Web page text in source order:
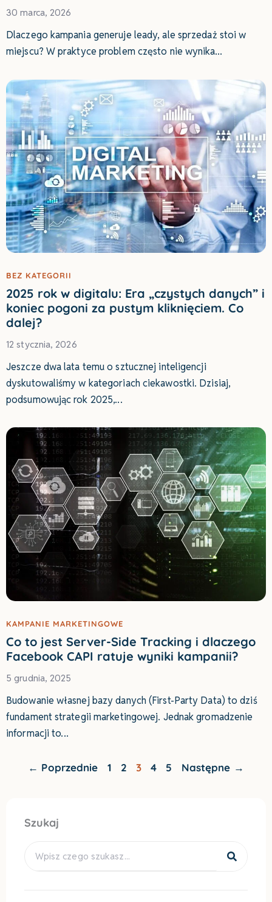
30 marca, 2026
Dlaczego kampania generuje leady, ale sprzedaż stoi w
miejscu? W praktyce problem często nie wynika
BEZ KATEGORII
2025 rok w digitalu: Era „czystych danych” i
koniec pogoni za pustym kliknięciem. Co
dalej?
12 stycznia, 2026
Jeszcze dwa lata temu o sztucznej inteligencji
dyskutowaliśmy w kategoriach ciekawostki. Dzisiaj,
podsumowując rok 2025,
KAMPANIE MARKETINGOWE
Co to jest Server-Side Tracking i dlaczego
Facebook CAPI ratuje wyniki kampanii?
5 grudnia, 2025
Budowanie własnej bazy danych (First-Party Data) to dziś
fundament strategii marketingowej. Jednak gromadzenie
informacji to
← Poprzednie 1 2 3 4 5 Następne →
Szukaj